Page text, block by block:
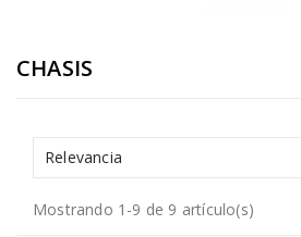
CHASIS
Relevancia
Mostrando 1-9 de 9 artículo(s)